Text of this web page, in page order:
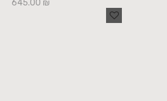
645.00 ₪